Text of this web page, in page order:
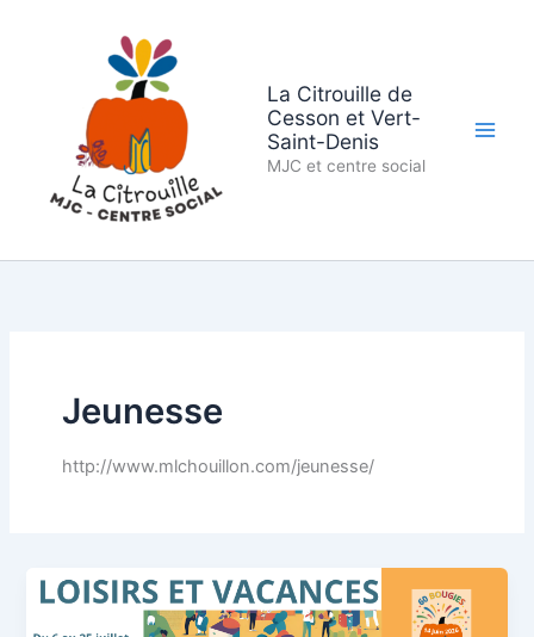
La Citrouille de
Cesson et Vert-
Saint-Denis
MJC et centre social
Jeunesse
http://www.mlchouillon.com/jeunesse/